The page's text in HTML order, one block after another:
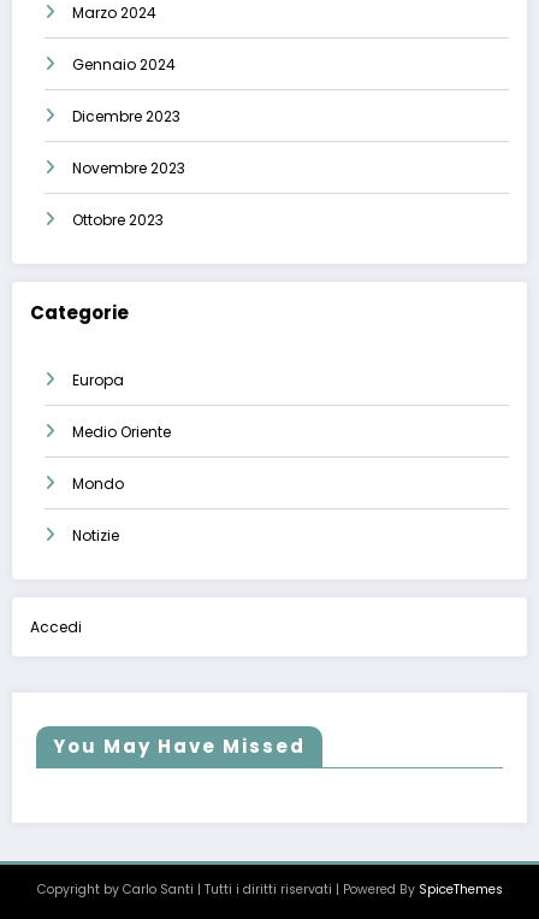
Marzo 2024
Gennaio 2024
Dicembre 2023
Novembre 2023
Ottobre 2023
Categorie
Europa
Medio Oriente
Mondo
Notizie
Accedi
You May Have Missed
Copyright by Carlo Santi | Tutti i diritti riservati | Powered By SpiceThemes